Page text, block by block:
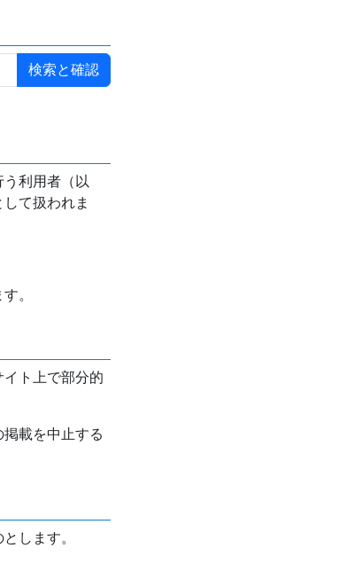
利用者（以
て扱われま
。
ト上で部分的
載を中止する
します。